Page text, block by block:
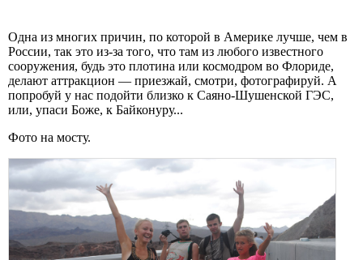
Одна из многих причин, по которой в Америке лучше, чем в
России, так это из-за того, что там из любого известного
сооружения, будь это плотина или космодром во Флориде,
делают аттракцион — приезжай, смотри, фотографируй. А
попробуй у нас подойти близко к Саяно-Шушенской ГЭС,
или, упаси Боже, к Байконуру...
Фото на мосту.